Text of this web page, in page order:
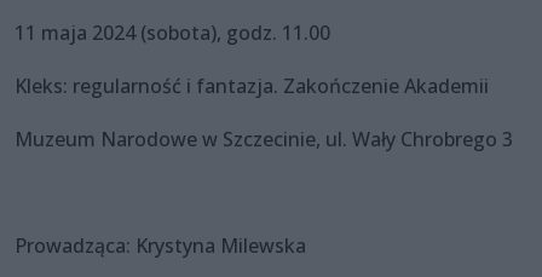
11 maja 2024 (sobota), godz. 11.00
Kleks: regularność i fantazja. Zakończenie Akademii
Muzeum Narodowe w Szczecinie, ul. Wały Chrobrego 3
Prowadząca: Krystyna Milewska